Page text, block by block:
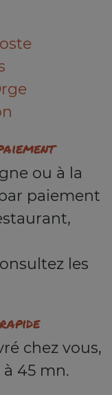
ou à la
paiement
les
chez vous,
45 mn.